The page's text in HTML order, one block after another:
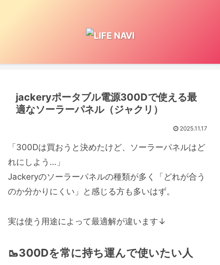
jackeryポータブル電源300Dで使える最
適なソーラーパネル（ジャクリ）
2025.11.17
「300Dは買おうと決めたけど、ソーラーパネルはど
れにしよう…」
Jackeryのソーラーパネルの種類が多く「どれが合う
のか分かりにくい」と感じる方も多いはず。
実は使う用途によって最適解が違います↓
🥾300Dを常に持ち運んで使いたい人